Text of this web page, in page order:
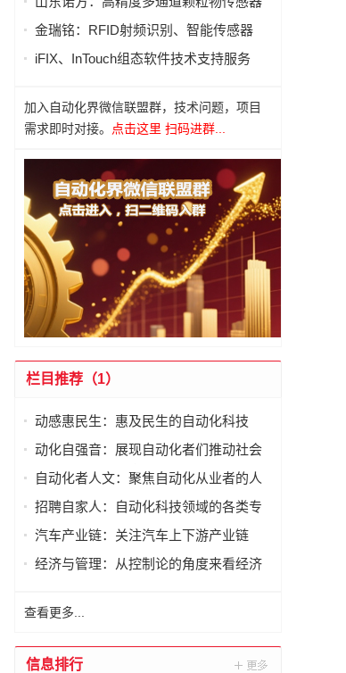
金瑞铭：RFID射频识别、智能传感器
iFIX、InTouch组态软件技术支持服务
加入自动化界微信联盟群，技术问题，项目
需求即时对接。
点击这里 扫码进群...
栏目推荐（1）
动感惠民生：惠及民生的自动化科技
动化自强音：展现自动化者们推动社会
进步发出的响亮声音
自动化者人文：聚焦自动化从业者的人
文思考
招聘自家人：自动化科技领域的各类专
家及人才需求资讯
汽车产业链：关注汽车上下游产业链
经济与管理：从控制论的角度来看经济
查看更多...
信息排行